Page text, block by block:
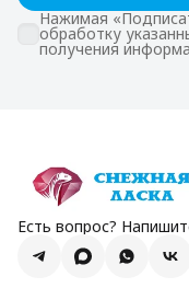
Нажимая
обработку
получения
Есть вопрос?